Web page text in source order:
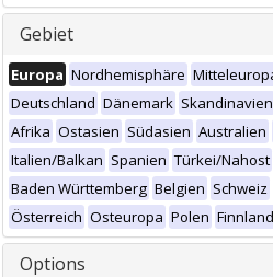
Gebiet
Europa Nordhemisphäre
Deutschland Dänemark Skandinavien
Afrika Ostasien Südasien Australien
Italien/Balkan Spanien Türkei/Nahost
Baden Württemberg Belgien Schweiz
Österreich Osteuropa Polen Finnland
Options